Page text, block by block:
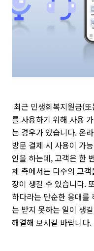
최근 민생회복지원금(
를 사용하기 위해 사용
는 경우가 있습니다. 온
방문 결제 시 사용이 가
인을 하는데, 고객은 한
체 측에서는 다수의 고
장이 생길 수 있습니다.
하다라는 단순한 응대를
는 받지 못하는 일이 생
해결해 보시길 바랍니다.